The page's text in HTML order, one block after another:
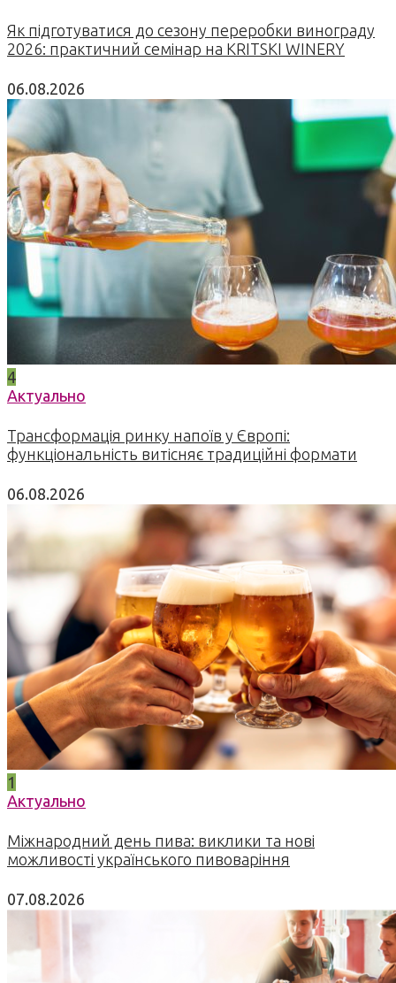
Як підготуватися до сезону переробки винограду
2026: практичний семінар на KRITSKI WINERY
06.08.2026
4
Актуально
Трансформація ринку напоїв у Європі:
функціональність витісняє традиційні формати
06.08.2026
1
Актуально
Міжнародний день пива: виклики та нові
можливості українського пивоваріння
07.08.2026